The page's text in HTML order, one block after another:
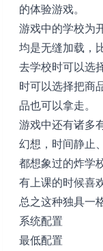
的体验游戏。
游戏中的学校为
均是无缝加载，
去学校时可以选
时可以选择把商
品也可以拿走。
游戏中还有诸多
幻想，时间静止
都想象过的炸学
有上课的时候喜
总之这种独具一
系统配置
最低配置